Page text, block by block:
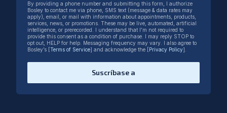
By providing a phone number and submitting this form, I authorize
Bosley to contact me via phone, SMS text (message & data rates may
apply), email, or mail with information about appointments, products,
services, news, or promotions. These may be live, automated, artificial
intelligence, or prerecorded. I understand that I’m not required to
provide this consent as a condition of purchase. I may reply STOP to
opt out, HELP for help. Messaging frequency may vary. I also agree to
Bosley’s [Terms of Service] and acknowledge the [Privacy Policy].
Suscríbase a